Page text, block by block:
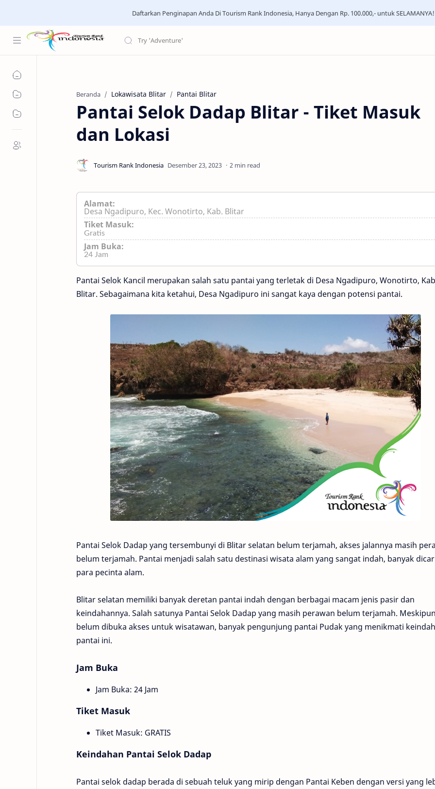
Daftarkan Penginapan Anda Di Tourism Rank Indonesia, Hanya Dengan Rp. 100.000,- untuk
Beranda Lokawisata Blitar Pantai Blitar
Pantai Selok Dadap Blitar - Tiket Masuk
dan Lokasi
2 min read
Alamat:
Desa Ngadipuro, Kec. Wonotirto, Kab. Blitar
Tiket Masuk:
Gratis
Jam Buka:
24 Jam
Pantai Selok Kancil merupakan salah satu pantai yang terletak di Desa Ngadipuro, Wonotirto,
Blitar. Sebagaimana kita ketahui, Desa Ngadipuro ini sangat kaya dengan potensi pantai.
Pantai Selok Dadap yang tersembunyi di Blitar selatan belum terjamah, akses jalannya masih
belum terjamah. Pantai menjadi salah satu destinasi wisata alam yang sangat indah, banyak
para pecinta alam.
Blitar selatan memiliki banyak deretan pantai indah dengan berbagai macam jenis pasir dan
keindahannya. Salah satunya Pantai Selok Dadap yang masih perawan belum terjamah.
belum dibuka akses untuk wisatawan, banyak pengunjung pantai Pudak yang menikmati
pantai ini.
Jam Buka
Jam Buka: 24 Jam
Tiket Masuk
Tiket Masuk: GRATIS
Keindahan Pantai Selok Dadap
Pantai selok dadap berada di sebuah teluk yang mirip dengan Pantai Keben dengan versi yang